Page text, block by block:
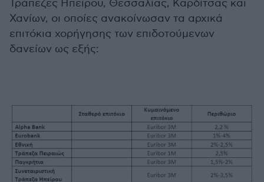
Τράπεζες Ηπείρου, Θεσσαλίας, Καρδίτσας και
Χανίων, οι οποίες ανακοίνωσαν τα αρχικά
επιτόκια χορήγησης των επιδοτούμενων
δανείων ως εξής: